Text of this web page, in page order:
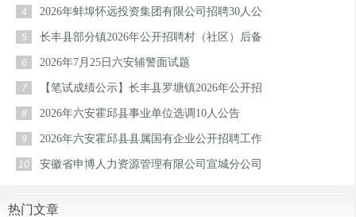
4 2026年蚌埠怀远投资集团有限公司招聘30人公
5 长丰县部分镇2026年公开招聘村（社区）后备
6 2026年7月25日六安辅警面试题
7 【笔试成绩公示】长丰县罗塘镇2026年公开招
8 2026年六安霍邱县事业单位选调10人公告
9 2026年六安霍邱县县属国有企业公开招聘工作
10 安徽省申博人力资源管理有限公司宣城分公司
热门文章